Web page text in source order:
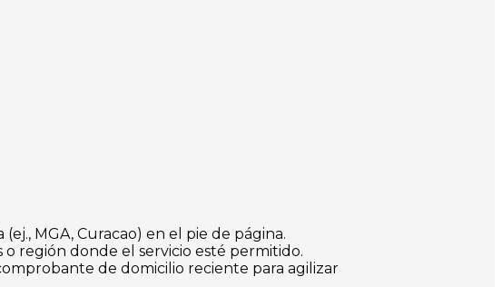
MGA, Curacao) en el pie de página.
región donde el servicio esté permitido.
de domicilio reciente para agilizar